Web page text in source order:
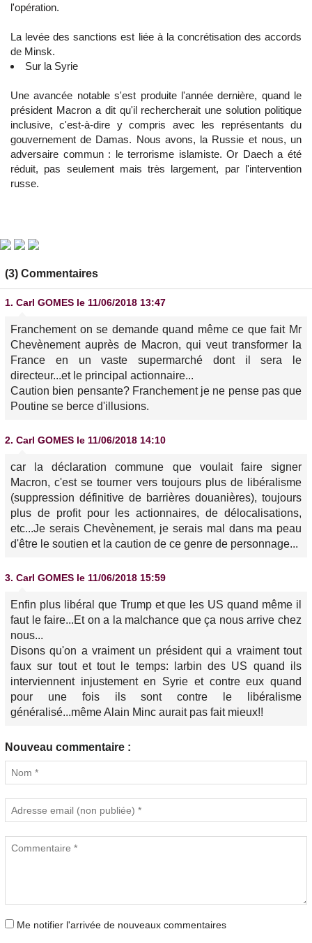
l'opération.
La levée des sanctions est liée à la concrétisation des accords
de Minsk.
Sur la Syrie
Une avancée notable s'est produite l'année dernière, quand le
président Macron a dit qu'il rechercherait une solution politique
inclusive, c'est-à-dire y compris avec les représentants du
gouvernement de Damas. Nous avons, la Russie et nous, un
adversaire commun : le terrorisme islamiste. Or Daech a été
réduit, pas seulement mais très largement, par l'intervention
russe.
(3) Commentaires
1. Carl GOMES le 11/06/2018 13:47
Franchement on se demande quand même ce que fait Mr
Chevènement auprès de Macron, qui veut transformer la
France en un vaste supermarché dont il sera le
directeur...et le principal actionnaire...
Caution bien pensante? Franchement je ne pense pas que
Poutine se berce d'illusions.
2. Carl GOMES le 11/06/2018 14:10
car la déclaration commune que voulait faire signer
Macron, c'est se tourner vers toujours plus de libéralisme
(suppression définitive de barrières douanières), toujours
plus de profit pour les actionnaires, de délocalisations,
etc...Je serais Chevènement, je serais mal dans ma peau
d'être le soutien et la caution de ce genre de personnage...
3. Carl GOMES le 11/06/2018 15:59
Enfin plus libéral que Trump et que les US quand même il
faut le faire...Et on a la malchance que ça nous arrive chez
nous...
Disons qu'on a vraiment un président qui a vraiment tout
faux sur tout et tout le temps: larbin des US quand ils
interviennent injustement en Syrie et contre eux quand
pour une fois ils sont contre le libéralisme
généralisé...même Alain Minc aurait pas fait mieux!!
Nouveau commentaire :
Me notifier l'arrivée de nouveaux commentaires